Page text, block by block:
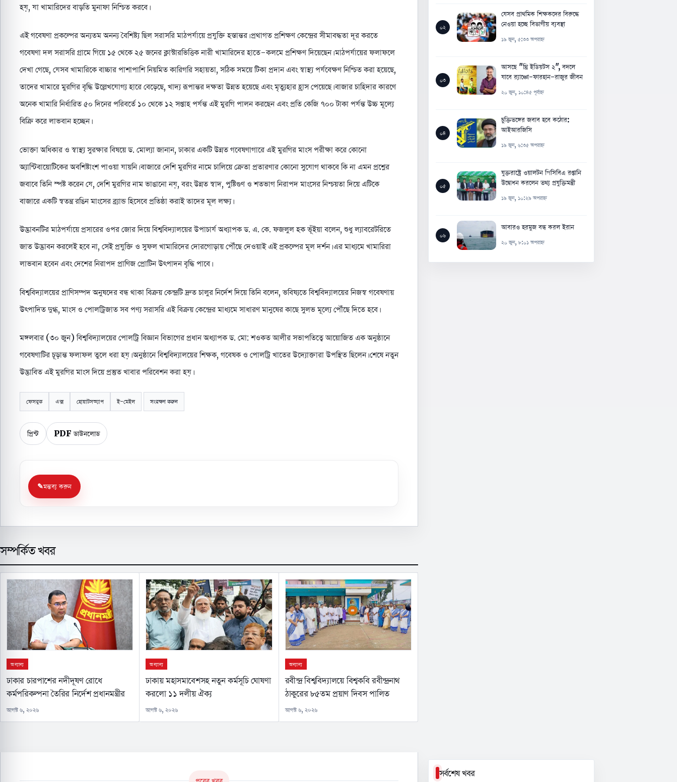
হয়, যা খামারিদের বাড়তি মুনাফা নিশ্চিত করবে।
এই গবেষণা প্রকল্পের অন্যতম অনন্য বৈশিষ্ট্য ছিল সরাসরি মাঠপর্যায়ে প্রযুক্তি হস্তান্তর। প্রথাগত প্রশিক্ষণ কেন্দ্রের সীমাবদ্ধতা দূর করতে
গবেষণা দল সরাসরি গ্রামে গিয়ে ১৫ থেকে ২৫ জনের ক্লাস্টারভিত্তিক নারী খামারিদের হাতে-কলমে প্রশিক্ষণ দিয়েছেন। মাঠপর্যায়ের ফলাফলে
দেখা গেছে, যেসব খামারিকে বাচ্চার পাশাপাশি নিয়মিত কারিগরি সহায়তা, সঠিক সময়ে টিকা প্রদান এবং স্বাস্থ্য পর্যবেক্ষণ নিশ্চিত করা হয়েছে,
তাদের খামারে মুরগির বৃদ্ধি উল্লেখযোগ্য হারে বেড়েছে, খাদ্য রূপান্তর দক্ষতা উন্নত হয়েছে এবং মৃত্যুহার হ্রাস পেয়েছে। বাজার চাহিদার কারণে
অনেক খামারি নির্ধারিত ৫০ দিনের পরিবর্তে ১০ থেকে ১২ সপ্তাহ পর্যন্ত এই মুরগি পালন করছেন এবং প্রতি কেজি ৭০০ টাকা পর্যন্ত উচ্চ মূল্যে
বিক্রি করে লাভবান হচ্ছেন।
ভোক্তা অধিকার ও স্বাস্থ্য সুরক্ষার বিষয়ে ড. মোল্যা জানান, ঢাকার একটি উন্নত গবেষণাগারে এই মুরগির মাংস পরীক্ষা করে কোনো
অ্যান্টিবায়োটিকের অবশিষ্টাংশ পাওয়া যায়নি। বাজারে দেশি মুরগির নামে চালিয়ে ক্রেতা প্রতারণার কোনো সুযোগ থাকবে কি না এমন প্রশ্নের
জবাবে তিনি স্পষ্ট করেন যে, দেশি মুরগির নাম ভাঙানো নয়, বরং উন্নত স্বাদ, পুষ্টিগুণ ও শতভাগ নিরাপদ মাংসের নিশ্চয়তা দিয়ে এটিকে
বাজারে একটি স্বতন্ত্র রঙিন মাংসের ব্র্যান্ড হিসেবে প্রতিষ্ঠা করাই তাদের মূল লক্ষ্য।
উদ্ভাবনটির মাঠপর্যায়ে প্রসারের ওপর জোর দিয়ে বিশ্ববিদ্যালয়ের উপাচার্য অধ্যাপক ড. এ. কে. ফজলুল হক ভূঁইয়া বলেন, শুধু ল্যাবরেটরিতে
জাত উদ্ভাবন করলেই হবে না, সেই প্রযুক্তি ও সুফল খামারিদের দোরগোড়ায় পৌঁছে দেওয়াই এই প্রকল্পের মূল দর্শন। এর মাধ্যমে খামারিরা
লাভবান হবেন এবং দেশের নিরাপদ প্রাণিজ প্রোটিন উৎপাদন বৃদ্ধি পাবে।
বিশ্ববিদ্যালয়ের প্রাণিসম্পদ অনুষদের বন্ধ থাকা বিক্রয় কেন্দ্রটি দ্রুত চালুর নির্দেশ দিয়ে তিনি বলেন, ভবিষ্যতে বিশ্ববিদ্যালয়ের নিজস্ব গবেষণায়
উৎপাদিত দুগ্ধ, মাংস ও পোলট্রিজাত সব পণ্য সরাসরি এই বিক্রয় কেন্দ্রের মাধ্যমে সাধারণ মানুষের কাছে সুলভ মূল্যে পৌঁছে দিতে হবে।
মঙ্গলবার (৩০ জুন) বিশ্ববিদ্যালয়ের পোলট্রি বিজ্ঞান বিভাগের প্রধান অধ্যাপক ড. মো: শওকত আলীর সভাপতিত্বে আয়োজিত এক অনুষ্ঠানে
গবেষণাটির চূড়ান্ত ফলাফল তুলে ধরা হয়। অনুষ্ঠানে বিশ্ববিদ্যালয়ের শিক্ষক, গবেষক ও পোলট্রি খাতের উদ্যোক্তারা উপস্থিত ছিলেন। শেষে নতুন
উদ্ভাবিত এই মুরগির মাংস দিয়ে প্রস্তুত খাবার পরিবেশন করা হয়।
ফেসবুক এক্স হোয়াটসঅ্যাপ ই-মেইল সংরক্ষণ করুন
প্রিন্ট PDF ডাউনলোড
মন্তব্য করুন
সম্পর্কিত খবর
অন্যান্য
ঢাকার চারপাশের নদীদূষণ রোধে
কর্মপরিকল্পনা তৈরির নির্দেশ প্রধানমন্ত্রীর
আগস্ট ৬, ২০২৬
অন্যান্য
ঢাকায় মহাসমাবেশসহ নতুন কর্মসূচি ঘোষণা
করলো ১১ দলীয় ঐক্য
আগস্ট ৬, ২০২৬
অন্যান্য
রবীন্দ্র বিশ্ববিদ্যালয়ে বিশ্বকবি রবীন্দ্রনাথ
ঠাকুরের ৮৫তম প্রয়াণ দিবস পালিত
আগস্ট ৬, ২০২৬
০২
যেসব প্রাথমিক শিক্ষকদের বিরুদ্ধে
নেওয়া হচ্ছে বিভাগীয় ব্যবস্থা
১৯ জুন, ৫:৩৩ অপরাহ্ন
০৩
আসছে "থ্রি ইডিয়টস ২", বদলে
যাবে র‍্যাঞ্চো-ফারহান-রাজুর জীবন
২০ জুন, ১০:৪৫ পূর্বাহ্ন
০৪
চুক্তিভঙ্গের জবাব হবে কঠোর:
আইআরজিসি
১৯ জুন, ৬:৩৫ অপরাহ্ন
০৫
যুক্তরাষ্ট্রে ওয়ালটন পিসিবিএ রপ্তানি
উদ্বোধন করলেন তথ্য প্রযুক্তিমন্ত্রী
১৯ জুন, ১০:২৯ অপরাহ্ন
০৬
আবারও হরমুজ বন্ধ করল ইরান
২০ জুন, ৮:০১ অপরাহ্ন
সর্বশেষ খবর